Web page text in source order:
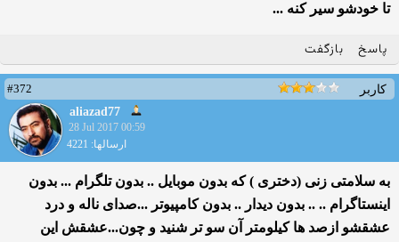
تا خودشو سیر کنه ...
پاسخ بازگفت
کاربر
#372
aliazad77
28 Jul 2017 00:59
ارسالها: 4221
به سلامتی زنی (دختری ) که بدون موبایل .. بدون تلگرام ... بدون
اینستاگرام .. .. بدون دیدار .. بدون کامپیوتر ...صدای ناله و درد
عشقشو ازصد ها کیلومتر آن سو تر شنید و چون...عشقش این